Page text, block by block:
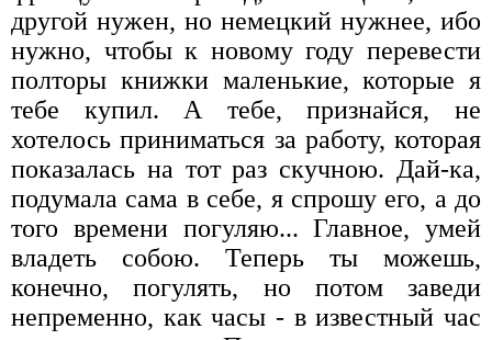
другой нужен, но немецкий нужнее, ибо
нужно, чтобы к новому году перевести
полторы книжки маленькие, которые я
тебе купил. А тебе, признайся, не
хотелось приниматься за работу, которая
показалась на тот раз скучною. Дай-ка,
подумала сама в себе, я спрошу его, а до
того времени погуляю... Главное, умей
владеть собою. Теперь ты можешь,
конечно, погулять, но потом заведи
непременно, как часы - в известный час